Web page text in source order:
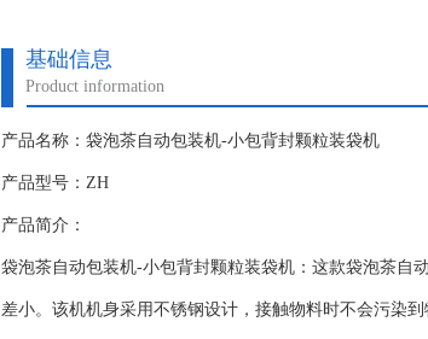
基础信息
Product information
产品名称：袋泡茶自动包装机-小包背封颗粒装袋机
产品型号：ZH
产品简介：
袋泡茶自动包装机-小包背封颗粒装袋机：这款袋泡茶自
差小。该机机身采用不锈钢设计，接触物料时不会污染